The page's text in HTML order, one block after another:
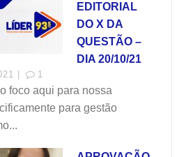
EDITORIAL
DO X DA
QUESTÃO –
DIA 20/10/21
| 1
foco aqui para nossa
para gestão